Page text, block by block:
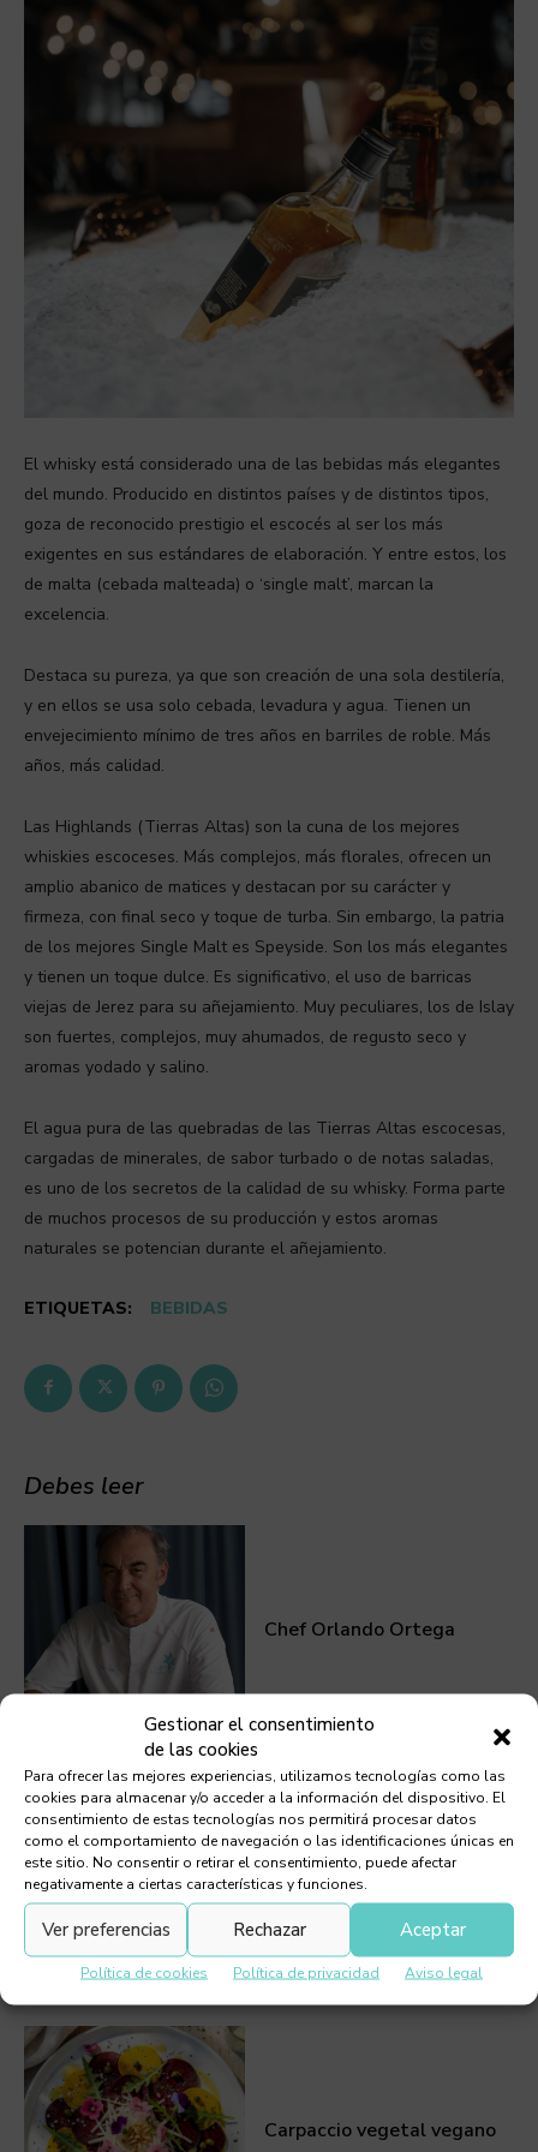
Gestionar el consentimiento
de las cookies
Para ofrecer las mejores experiencias, utilizamos tecnologías como las
cookies para almacenar y/o acceder a la información del dispositivo. El
consentimiento de estas tecnologías nos permitirá procesar datos
como el comportamiento de navegación o las identificaciones únicas en
este sitio. No consentir o retirar el consentimiento, puede afectar
negativamente a ciertas características y funciones.
Aceptar
Rechazar
Ver preferencias
Política de cookies Política de privacidad Aviso legal
El whisky está considerado una de las bebidas más elegantes
del mundo. Producido en distintos países y de distintos tipos,
goza de reconocido prestigio el escocés al ser los más
exigentes en sus estándares de elaboración. Y entre estos, los
de malta (cebada malteada) o ‘single malt’, marcan la
excelencia.
Destaca su pureza, ya que son creación de una sola destilería,
y en ellos se usa solo cebada, levadura y agua. Tienen un
envejecimiento mínimo de tres años en barriles de roble. Más
años, más calidad.
Las Highlands (Tierras Altas) son la cuna de los mejores
whiskies escoceses. Más complejos, más florales, ofrecen un
amplio abanico de matices y destacan por su carácter y
firmeza, con final seco y toque de turba. Sin embargo, la patria
de los mejores Single Malt es Speyside. Son los más elegantes
y tienen un toque dulce. Es significativo, el uso de barricas
viejas de Jerez para su añejamiento. Muy peculiares, los de Islay
son fuertes, complejos, muy ahumados, de regusto seco y
aromas yodado y salino.
El agua pura de las quebradas de las Tierras Altas escocesas,
cargadas de minerales, de sabor turbado o de notas saladas,
es uno de los secretos de la calidad de su whisky. Forma parte
de muchos procesos de su producción y estos aromas
naturales se potencian durante el añejamiento.
ETIQUETAS: BEBIDAS
Debes leer
Chef Orlando Ortega
Tartar de carabineros
Carpaccio vegetal vegano